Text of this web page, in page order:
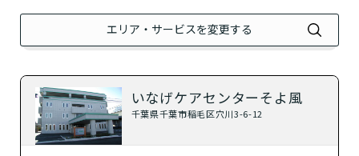
エリア・サービスを変更する
介護付きホーム ？
住宅型有料老人ホーム
健康型有料老人ホーム
いなげケアセンターそよ風
千葉県千葉市稲毛区穴川3-6-12